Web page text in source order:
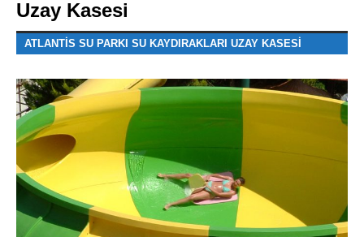
Uzay Kasesi
ATLANTIS SU PARKI SU KAYDIRAKLARI UZAY KASESI